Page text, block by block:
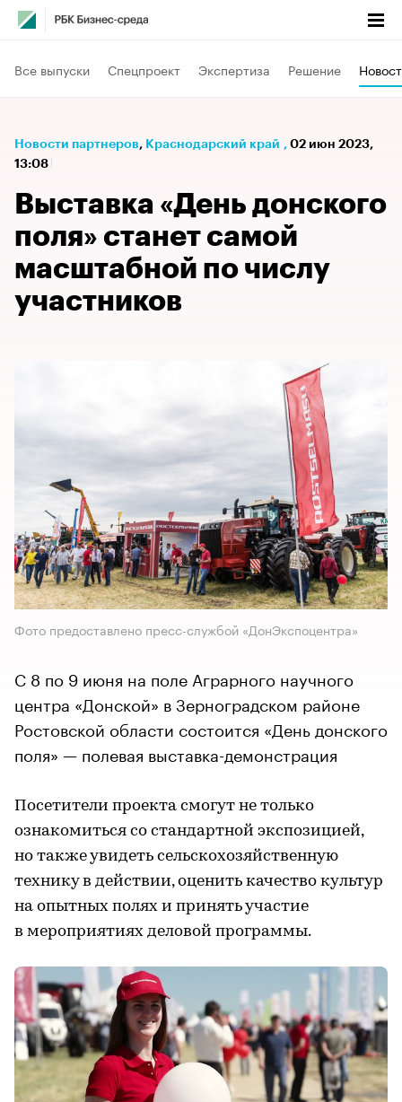
Все выпуски Спецпроект Экспертиза Решение
Новости партнеров⁠, Краснодарский край , 02 июн 2023,
13:08
Выставка «День донского
поля» станет самой
масштабной по числу
участников
Фото предоставлено пресс-службой «ДонЭкспоцентра»
С 8 по 9 июня на поле Аграрного научного
центра «Донской» в Зерноградском районе
Ростовской области состоится «День донского
поля» — полевая выставка-демонстрация
Посетители проекта смогут не только
ознакомиться со стандартной экспозицией,
но также увидеть сельскохозяйственную
технику в действии, оценить качество культур
на опытных полях и принять участие
в мероприятиях деловой программы.